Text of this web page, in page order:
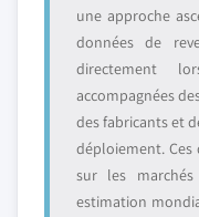
une approche
données de
directement
accompagnées
des fabricants et
déploiement. Ces
sur les
estimation